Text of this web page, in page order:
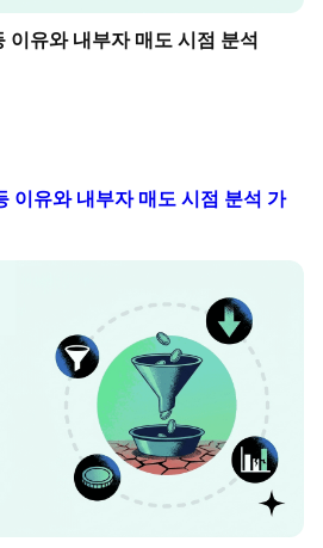
이유와 내부자 매도 시점 분석
이유와 내부자 매도 시점 분석 가